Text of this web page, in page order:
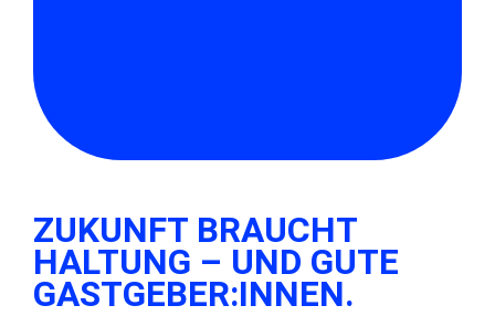
ZUKUNFT BRAUCHT
HALTUNG – UND GUTE
GASTGEBER:INNEN.